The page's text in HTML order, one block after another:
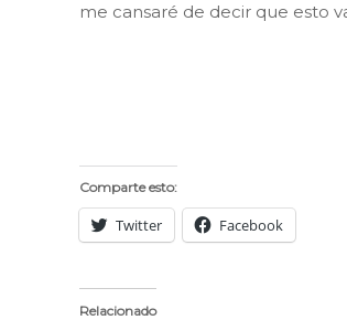
me cansaré de decir que esto
Comparte esto:
Twitter Facebook
Relacionado